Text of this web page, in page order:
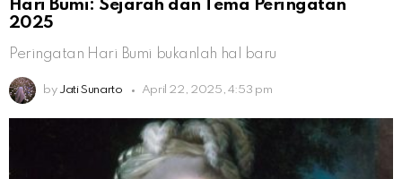
Hari Bumi: Sejarah dan Tema Peringatan
2025
Peringatan Hari Bumi bukanlah hal baru
by Jati Sunarto April 22, 2025, 4:53 pm